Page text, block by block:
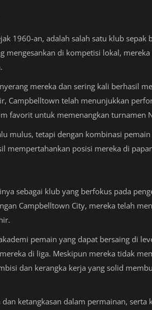
1960-an, adalah salah satu klub sepak
mengesankan di kompetisi lokal,
mereka dan sering kali berhasil
Campbelltown telah menunjukkan
favorit untuk memenangkan turnamen
mulus, tetapi dengan kombinasi
mempertahankan posisi mereka di
sebagai klub yang berfokus pada
Campbelltown City, mereka telah
pemain yang dapat bersaing di
di liga. Meskipun mereka tidak
dan kerangka kerja yang solid
ketangkasan dalam permainan, serta